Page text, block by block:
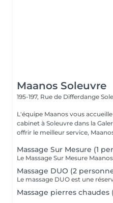
Maanos Soleuvre
195-197, Rue de Differdange
L'équipe Maanos vous
cabinet à Soleuvre dans la
offrir le meilleur service,
Massage Sur Mesure (1
Massage DUO (2
Massage pierres chaudes